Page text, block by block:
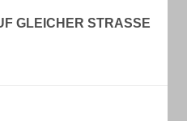
GLEICHER STRASSE